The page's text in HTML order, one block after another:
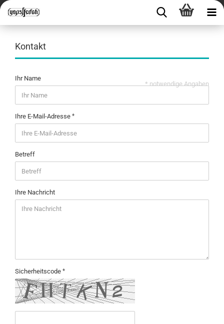
Kontakt
Ihr Name
Ihre E-Mail-Adresse
Betreff
Ihre Nachricht
Sicherheitscode
* notwendige Angaben